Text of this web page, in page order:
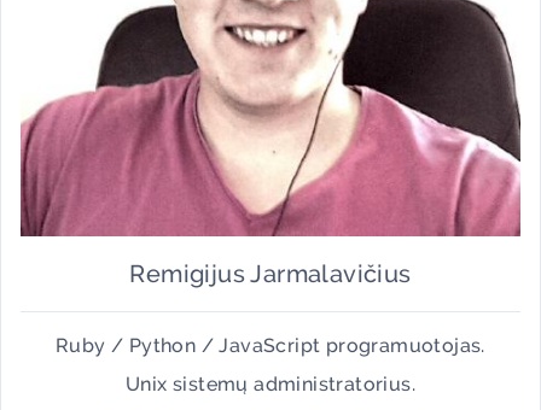
Remigijus Jarmalavičius
Ruby / Python / JavaScript programuotojas.
Unix sistemų administratorius.